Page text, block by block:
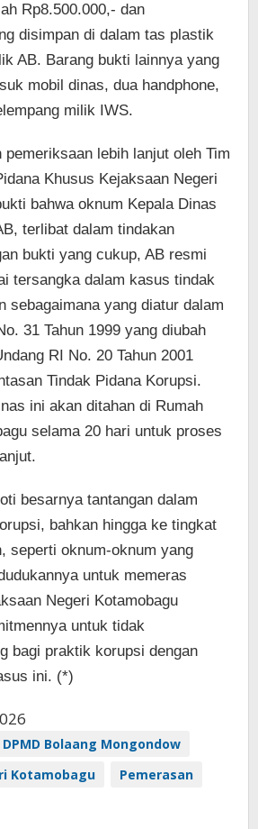
Rp8.500.000,- dan
disimpan di dalam tas plastik
AB. Barang bukti lainnya yang
mobil dinas, dua handphone,
milik IWS.
pemeriksaan lebih lanjut oleh Tim
Khusus Kejaksaan Negeri
bahwa oknum Kepala Dinas
terlibat dalam tindakan
bukti yang cukup, AB resmi
tersangka dalam kasus tindak
sebagaimana yang diatur dalam
31 Tahun 1999 yang diubah
RI No. 20 Tahun 2001
Tindak Pidana Korupsi.
ini akan ditahan di Rumah
selama 20 hari untuk proses
besarnya tantangan dalam
bahkan hingga ke tingkat
seperti oknum-oknum yang
untuk memeras
Negeri Kotamobagu
untuk tidak
bagi praktik korupsi dengan
ini. (*)
DPMD Bolaang Mongondow
Kotamobagu
Pemerasan